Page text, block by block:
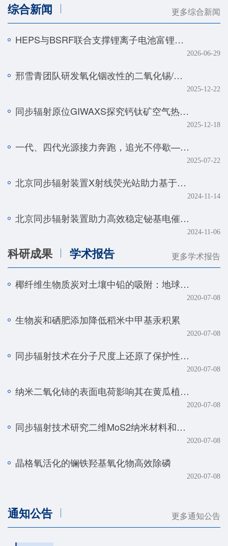
综合新闻 更多综合新闻
HEPS与BSRF联合支撑锂离子电池富锂正极快速化成机制研究
2026-06-29
邢雪青团队研发氧化铟改性的二氧化锡/石墨烯复合催化剂——实现强酸体系下工业级电流密度的高效二氧化碳-甲酸转化
2025-12-22
同步辐射原位GIWAXS探究钙钛矿空气热处理的降解机制
2025-12-18
一代、四代光源接力奔跑，追光不停歇——BSRF第二十九届用户学术年会暨HEPS用户研讨会顺利召开
2025-07-22
北京同步辐射装置X射线荧光站助力基于人工智能技术的金属组学研究取得系列进展
2024-11-14
北京同步辐射装置助力高效稳定铋基电催化剂研究取得新进展
2024-11-06
科研成果 学术报告 更多学术报告
椰纤维生物质炭对土壤中铅的吸附：地球化学和光谱学研究
2020-07-08
生物炭和硒肥添加降低稻米中甲基汞积累
2020-07-08
同步辐射技术在分子尺度上还原了保护性耕作土壤磷元素的真实赋存形态
2020-07-08
纳米二氧化铈的表面电荷影响其在黄瓜植株中的转化、转运及毒性
2020-07-08
同步辐射技术研究二维MoS2纳米材料和生物体的相互作用规律
2020-07-08
晶格氧活化的镧铁羟基氧化物高效除磷
2020-07-08
通知公告 更多通知公告